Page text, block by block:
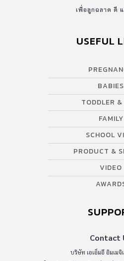
เพื่อลูกฉลาด ดี
USEFUL
BABIES
TODDLER
FAMILY
SCHOOL
PRODUCT &
VIDEO
Contact
บริษัท เอเอ็มอี อิมเม